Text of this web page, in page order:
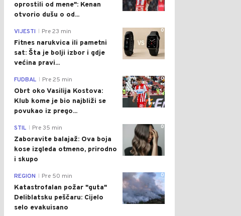
oprostili od mene": Kenan
otvorio dušu o od...
0
VIJESTI Pre 23 min
Fitnes narukvica ili pametni
sat: Šta je bolji izbor i gdje
većina pravi...
0
FUDBAL Pre 25 min
Obrt oko Vasilija Kostova:
Klub kome je bio najbliži se
povukao iz prego...
0
STIL Pre 35 min
Zaboravite balajaž: Ova boja
kose izgleda otmeno, prirodno
i skupo
0
REGION Pre 50 min
Katastrofalan požar "guta"
Deliblatsku peščaru: Cijelo
selo evakuisano